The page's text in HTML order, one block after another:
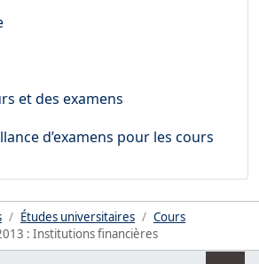
et des examens
d’examens pour les cours
Études universitaires
Cours
: Institutions financières